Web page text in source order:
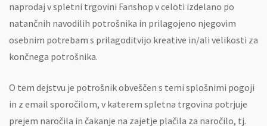
naprodaj v spletni trgovini Fanshop v celoti izdelano po
natančnih navodilih potrošnika in prilagojeno njegovim
osebnim potrebam s prilagoditvijo kreative in/ali velikosti za
končnega potrošnika.
O tem dejstvu je potrošnik obveščen s temi splošnimi pogoji
in z email sporočilom, v katerem spletna trgovina potrjuje
prejem naročila in čakanje na zajetje plačila za naročilo, tj.